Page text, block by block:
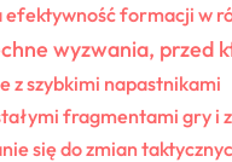
efektywność formacji w
wyzwania, przed
z szybkimi napastnikami
fragmentami gry i
się do zmian